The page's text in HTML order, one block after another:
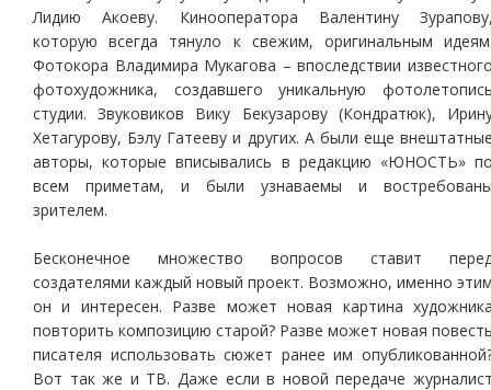
Лидию Акоеву. Кинооператора Валентину
которую всегда тянуло к свежим, оригинальным
Фотокора Владимира Мукагова – впоследствии
фотохудожника, создавшего уникальную
студии. Звуковиков Вику Бекузарову (Кондратюк),
Хетагурову, Бэлу Гатееву и других. А были еще
авторы, которые вписывались в редакцию «ЮНОСТЬ»
всем приметам, и были узнаваемы и
зрителем.
Бесконечное множество вопросов ставит
создателями каждый новый проект. Возможно, именно
он и интересен. Разве может новая картина
повторить композицию старой? Разве может новая
писателя использовать сюжет ранее им
Вот так же и ТВ. Даже если в новой передаче